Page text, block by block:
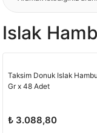
Islak
Taksim Donuk Islak
Gr x 48 Adet
₺ 3.088,80